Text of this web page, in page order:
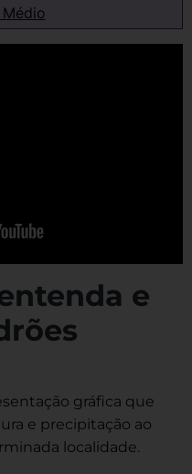
e
gráfica que
e precipitação ao
localidade.